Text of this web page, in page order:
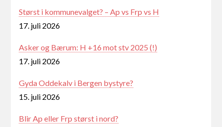
Størst i kommunevalget? – Ap vs Frp vs H
17. juli 2026
Asker og Bærum: H +16 mot stv 2025 (!)
17. juli 2026
Gyda Oddekalv i Bergen bystyre?
15. juli 2026
Blir Ap eller Frp størst i nord?